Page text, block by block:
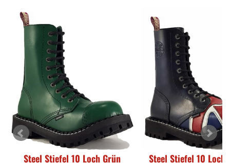
Steel Stiefel 10 Loch Britische
Steel Schuhe 3